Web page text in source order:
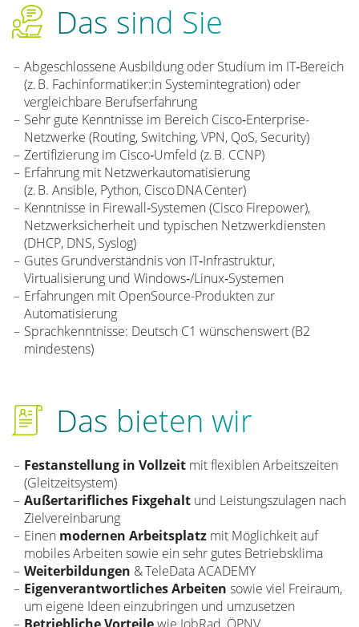
Das sind Sie
Abgeschlossene Ausbildung oder Studium im IT‑Bereich
(z. B. Fachinformatiker:in Systemintegration) oder
vergleichbare Berufserfahrung
Sehr gute Kenntnisse im Bereich Cisco‑Enterprise-
Netzwerke (Routing, Switching, VPN, QoS, Security)
Zertifizierung im Cisco‑Umfeld (z. B. CCNP)
Erfahrung mit Netzwerkautomatisierung
(z. B. Ansible, Python, Cisco DNA Center)
Kenntnisse in Firewall‑Systemen (Cisco Firepower),
Netzwerksicherheit und typischen Netzwerkdiensten
(DHCP, DNS, Syslog)
Gutes Grundverständnis von IT‑Infrastruktur,
Virtualisierung und Windows‑/Linux‑Systemen
Erfahrungen mit OpenSource-Produkten zur
Automatisierung
Sprachkenntnisse: Deutsch C1 wünschenswert (B2
mindestens)
Das bieten wir
Festanstellung in Vollzeit mit flexiblen Arbeitszeiten
(Gleitzeitsystem)
Außertarifliches Fixgehalt und Leistungszulagen nach
Zielvereinbarung
Einen modernen Arbeitsplatz mit Möglichkeit auf
mobiles Arbeiten sowie ein sehr gutes Betriebsklima
Weiterbildungen & TeleData ACADEMY
Eigenverantwortliches Arbeiten sowie viel Freiraum,
um eigene Ideen einzubringen und umzusetzen